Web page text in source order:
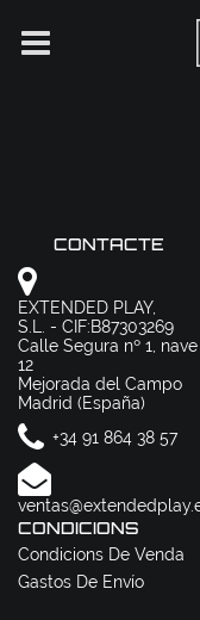
CONTACTE
EXTENDED PLAY,
S.L. - CIF:B87303269
Calle Segura nº 1, nave
12
Mejorada del Campo
Madrid (España)
+34 91 864 38 57
CONDICIONS
Condicions De Venda
Gastos De Envío